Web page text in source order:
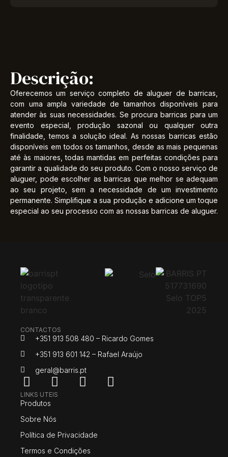
Descrição:
Oferecemos um serviço completo de aluguer de barricas,
com uma ampla variedade de tamanhos disponíveis para
atender às suas necessidades. Se procura barricas para um
evento especial, produção sazonal ou qualquer outra
finalidade, temos a solução ideal. As nossas barricas estão
disponíveis em todos os tamanhos, desde as mais pequenas
até às maiores, todas mantidas em perfeitas condições para
garantir a qualidade do seu produto. Com o nosso serviço de
aluguer, pode escolher as barricas que melhor se adequam
ao seu projeto, sem a necessidade de um investimento
permanente. Simplifique a sua produção e adicione um toque
especial ao seu processo com as nossas barricas de aluguer.
CONTACTOS
+351 913 508 480 – Ricardo Gomes
+351 913 601 142 – Rafael Araújo
geral@barris.pt
LINKS UTEIS
Produtos
Sobre Nós
Política de Privacidade
Termos e Condições